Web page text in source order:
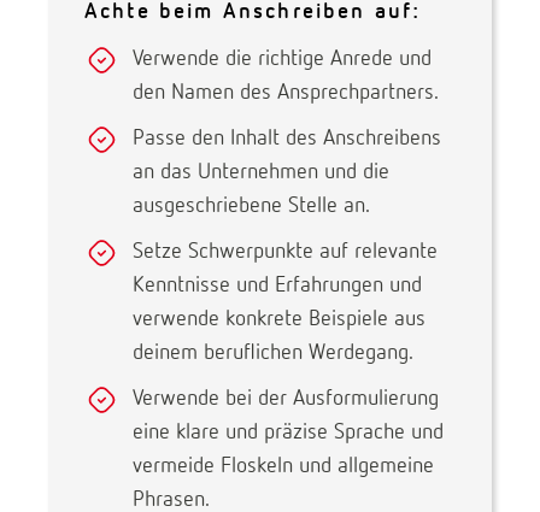
Achte beim Anschreiben auf:
Verwende die richtige Anrede und
den Namen des Ansprechpartners.
Passe den Inhalt des Anschreibens
an das Unternehmen und die
ausgeschriebene Stelle an.
Setze Schwerpunkte auf relevante
Kenntnisse und Erfahrungen und
verwende konkrete Beispiele aus
deinem beruflichen Werdegang.
Verwende bei der Ausformulierung
eine klare und präzise Sprache und
vermeide Floskeln und allgemeine
Phrasen.